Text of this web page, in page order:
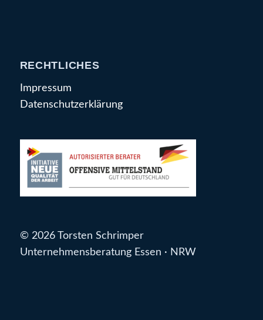
RECHTLICHES
Impressum
Datenschutzerklärung
© 2026 Torsten Schrimper
Unternehmensberatung Essen · NRW